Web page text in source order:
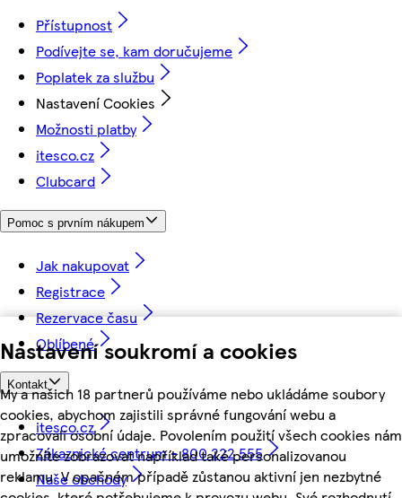
Nastavení soukromí a cookies
My a našich 18 partnerů používáme nebo ukládáme soubory
cookies, abychom zajistili správné fungování webu a
zpracovali osobní údaje. Povolením použití všech cookies nám
umožníte zobrazovat například také personalizovanou
reklamu. V opačném případě zůstanou aktivní jen nezbytné
Přístupnost
Podívejte se, kam doručujeme
Poplatek za službu
Nastavení Cookies
Možnosti platby
itesco.cz
Clubcard
Pomoc s prvním nákupem
Jak nakupovat
Registrace
Rezervace času
Oblíbené
Kontakt
itesco.cz
Zákaznické centrum - 800 222 555
Naše obchody